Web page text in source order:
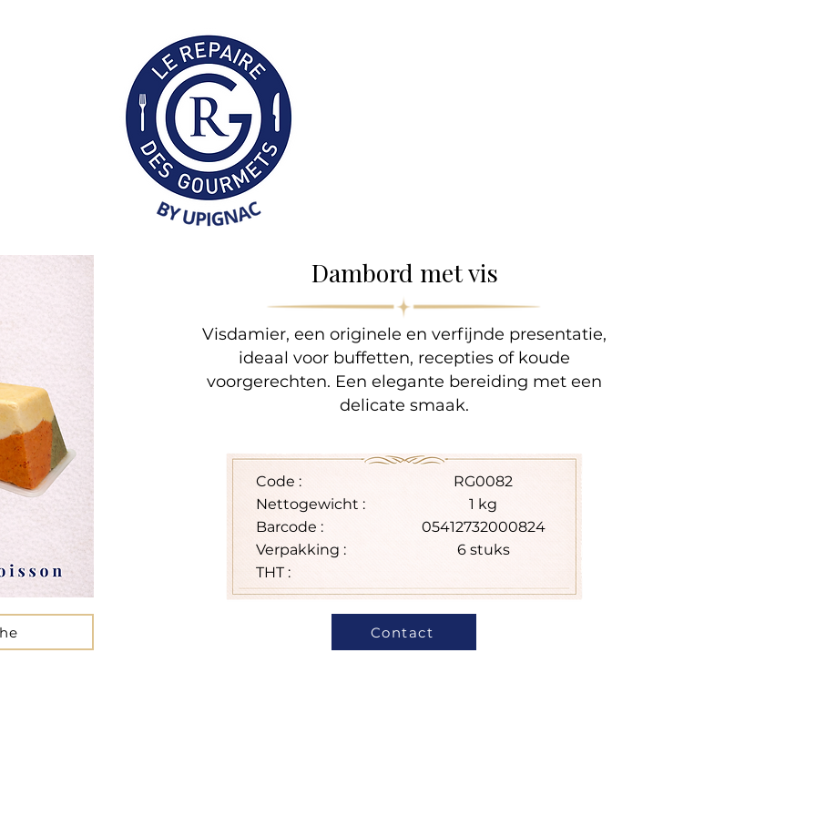
Professionnelle
Dambord met vis
Visdamier, een originele en verfijnde presentatie,
ideaal voor buffetten, recepties of koude
voorgerechten. Een elegante bereiding met een
delicate smaak.
Code :
Nettogewicht :
Barcode :
Verpakking :
THT :
RG0082
1 kg
05412732000824
6 stuks
Contact